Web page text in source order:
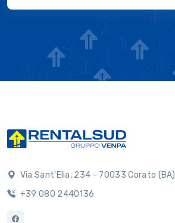
Via Sant'Elia, 234 - 70033 Corato (BA)
+39 080 2440136